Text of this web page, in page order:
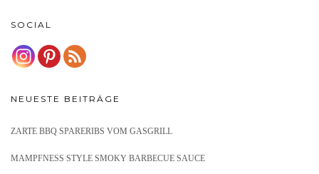
SOCIAL
NEUESTE BEITRÄGE
ZARTE BBQ SPARERIBS VOM GASGRILL
MAMPFNESS STYLE SMOKY BARBECUE SAUCE